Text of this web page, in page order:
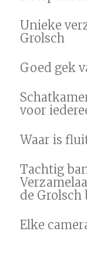
Unieke
Grolsch
Goed gek
voor
Waar is
Tachtig
de Grolsch
Elke